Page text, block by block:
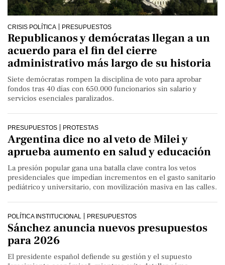
CRISIS POLÍTICA PRESUPUESTOS
Republicanos y demócratas llegan a un
acuerdo para el fin del cierre
administrativo más largo de su historia
Siete demócratas rompen la disciplina de voto para aprobar
fondos tras 40 días con 650.000 funcionarios sin salario y
servicios esenciales paralizados.
PRESUPUESTOS PROTESTAS
Argentina dice no al veto de Milei y
aprueba aumento en salud y educación
La presión popular gana una batalla clave contra los vetos
presidenciales que impedían incrementos en el gasto sanitario
pediátrico y universitario, con movilización masiva en las calles.
POLÍTICA INSTITUCIONAL PRESUPUESTOS
Sánchez anuncia nuevos presupuestos
para 2026
El presidente español defiende su gestión y el supuesto